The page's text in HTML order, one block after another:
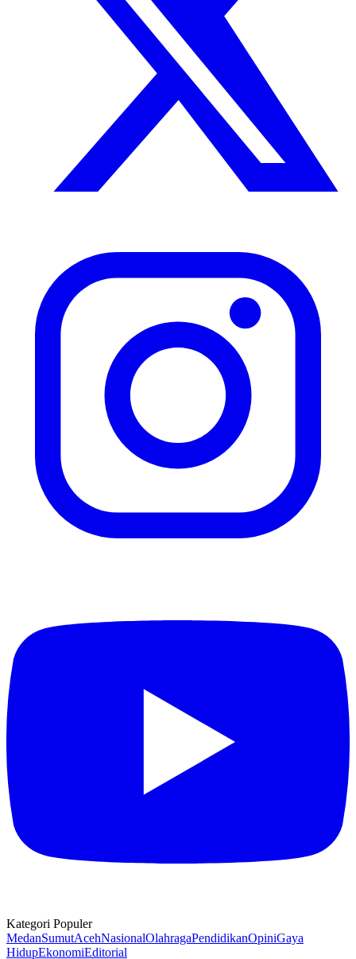
Kategori Populer
MedanSumutAcehNasionalOlahragaPendidikanOpiniGaya
HidupEkonomiEditorial